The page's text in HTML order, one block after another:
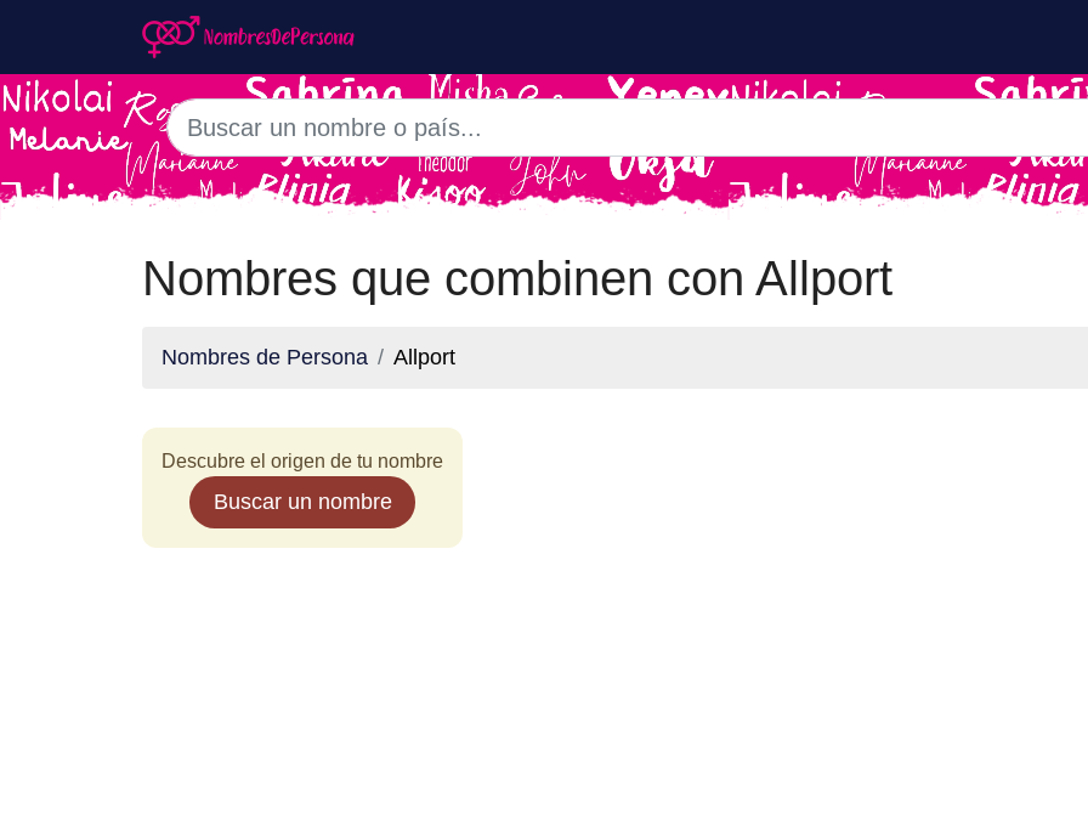
Nombres que combinen con Allport
Nombres de Persona Allport
Descubre el origen de tu nombre
Buscar un nombre